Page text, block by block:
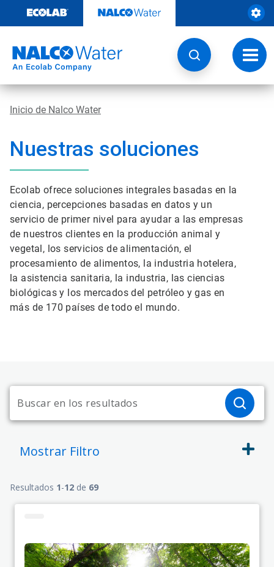
contenido
de
Inicio de Nalco Water
Nuestras soluciones
Ecolab ofrece soluciones integrales basadas en la
ciencia, percepciones basadas en datos y un
servicio de primer nivel para ayudar a las empresas
de nuestros clientes en la producción animal y
vegetal, los servicios de alimentación, el
procesamiento de alimentos, la industria hotelera,
la asistencia sanitaria, la industria, las ciencias
biológicas y los mercados del petróleo y gas en
más de 170 países de todo el mundo.
Mostrar Filtro
Resultados 1-12 de 69